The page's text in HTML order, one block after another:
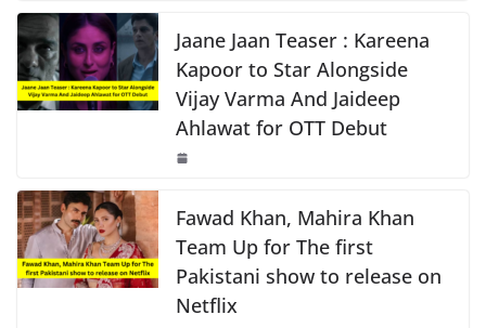
k
Jaane Jaan Teaser : Kareena
Kapoor to Star Alongside
Vijay Varma And Jaideep
Ahlawat for OTT Debut
Fawad Khan, Mahira Khan
Team Up for The first
Pakistani show to release on
Netflix